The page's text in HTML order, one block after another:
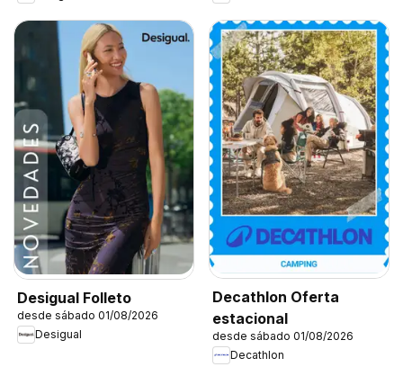
Desigual Folleto
desde sábado 01/08/2026
Desigual
Decathlon Oferta
estacional
desde sábado 01/08/2026
Decathlon